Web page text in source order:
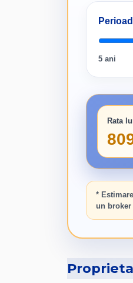
5 ani
Rata
*
un broker